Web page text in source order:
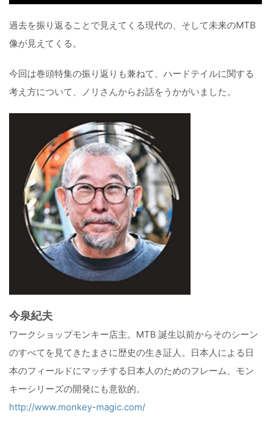
過去を振り返ることで見えてくる現代の、そして未来のMTB
像が見えてくる。
今回は巻頭特集の振り返りも兼ねて、ハードテイルに関する
考え方について、ノリさんからお話をうかがいました。
今泉紀夫
ワークショップモンキー店主。MTB 誕生以前からそのシーン
のすべてを見てきたまさに歴史の生き証人。日本人による日
本のフィールドにマッチする日本人のためのフレーム、モン
キーシリーズの開発にも意欲的。
http://www.monkey-magic.com/